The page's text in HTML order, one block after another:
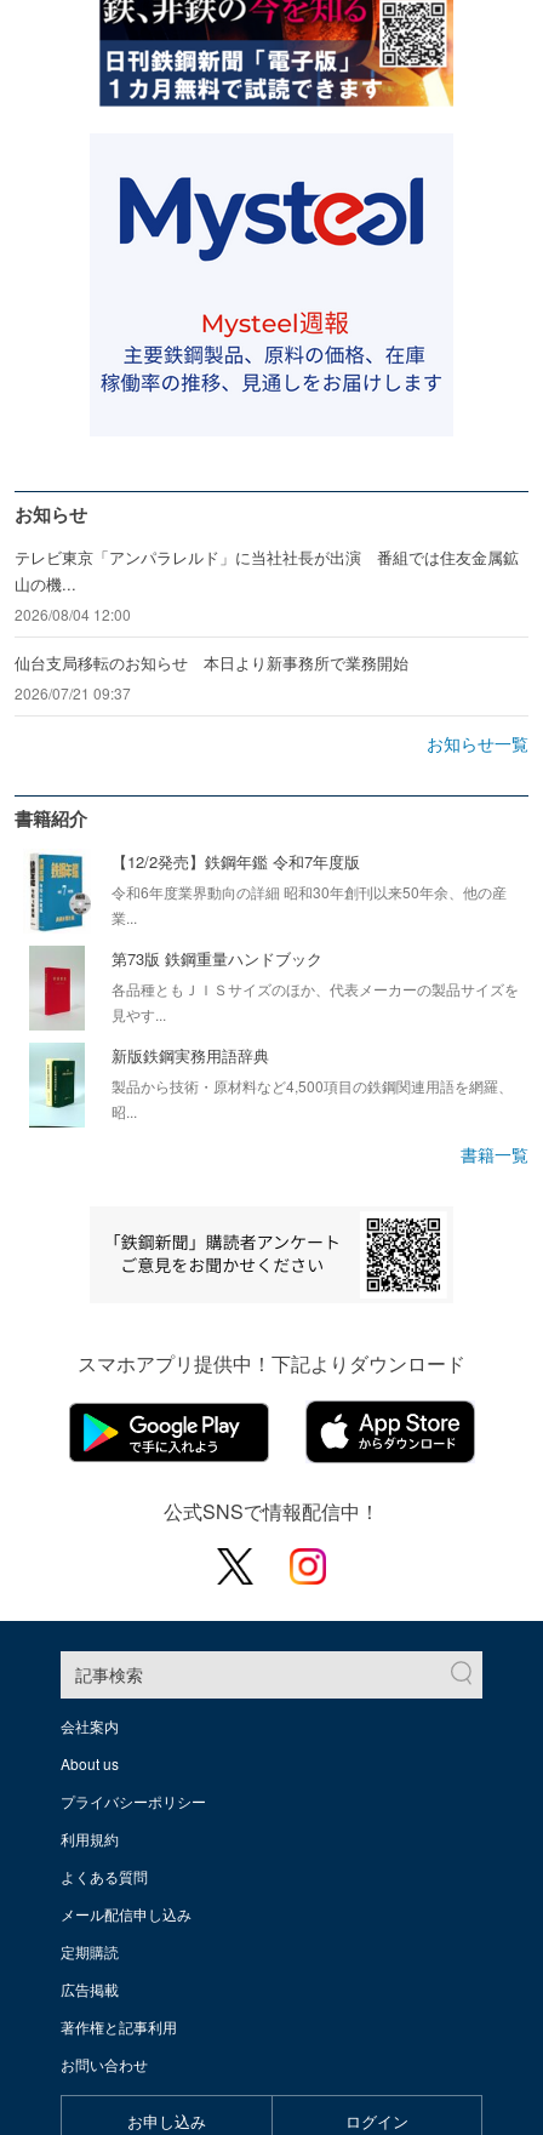
お知らせ
テレビ東京「アンパラレルド」に当社社長が出演 番組では住友金属鉱
山の機...
2026/08/04 12:00
仙台支局移転のお知らせ 本日より新事務所で業務開始
2026/07/21 09:37
お知らせ一覧
書籍紹介
【12/2発売】鉄鋼年鑑 令和7年度版
令和6年度業界動向の詳細 昭和30年創刊以来50年余、他の産
業...
第73版 鉄鋼重量ハンドブック
各品種ともＪＩＳサイズのほか、代表メーカーの製品サイズを
見やす...
新版鉄鋼実務用語辞典
製品から技術・原材料など4,500項目の鉄鋼関連用語を網羅、
昭...
書籍一覧
スマホアプリ提供中！下記よりダウンロード
公式SNSで情報配信中！
記事検索
会社案内
About us
プライバシーポリシー
利用規約
よくある質問
メール配信申し込み
定期購読
広告掲載
著作権と記事利用
お問い合わせ
お申し込み ログイン